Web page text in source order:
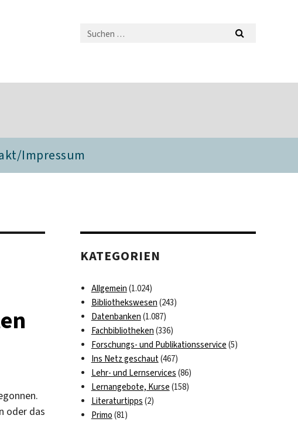
Impressum
oder das
KATEGORIEN
Allgemein (1.024)
Bibliothekswesen (243)
Datenbanken (1.087)
Fachbibliotheken (336)
Forschungs- und Publikationsservice (5)
Ins Netz geschaut(467)
Lehr- und Lernservices (86)
Lernangebote, Kurse (158)
Literaturtipps (2)
Primo (81)